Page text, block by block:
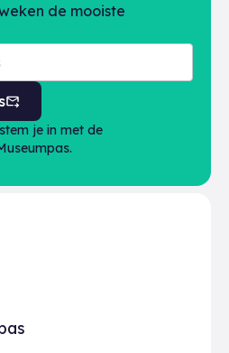
de mooiste
je in met de